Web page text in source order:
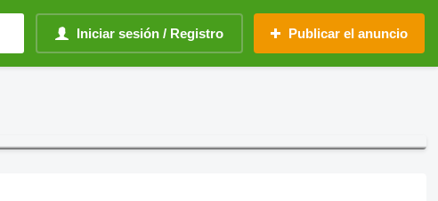
Iniciar sesión / Registro Publicar el anuncio